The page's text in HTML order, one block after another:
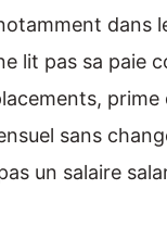
dans
lit pas sa paie
prime
sans
un salaire